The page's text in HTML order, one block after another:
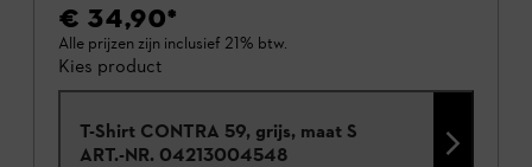
€ 34,90*
Alle prijzen zijn inclusief 21% btw.
Kies product
T-Shirt CONTRA 59, grijs, maat S
ART.-NR. 04213004548